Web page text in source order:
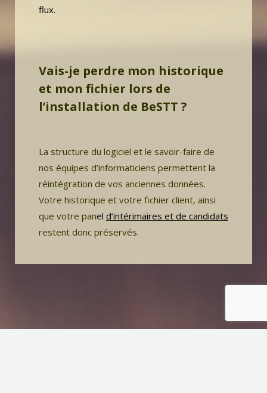
flux.
Vais-je perdre mon historique
et mon fichier lors de
l’installation de BeSTT ?
La structure du logiciel et le savoir-faire de
nos équipes d’informaticiens permettent la
réintégration de vos anciennes données.
Votre historique et votre fichier client, ainsi
que votre panel d’intérimaires et de candidats
restent donc préservés.